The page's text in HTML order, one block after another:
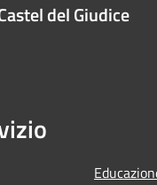
del Giudice